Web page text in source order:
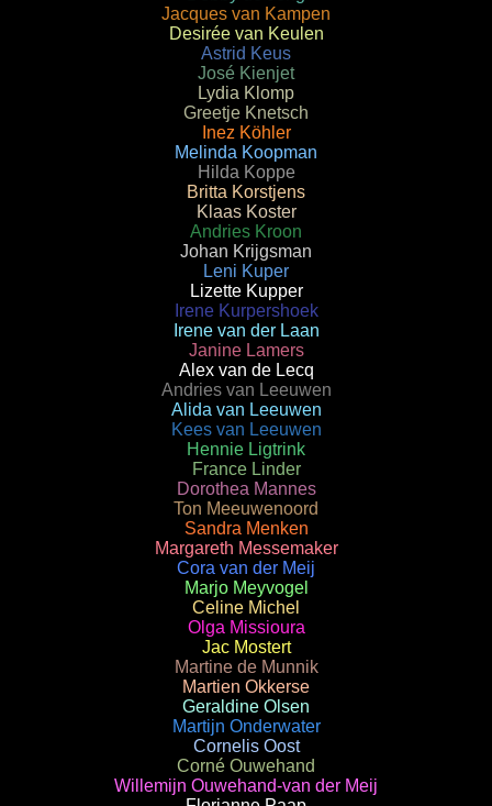
Jacques van Kampen
Desirée van Keulen
Astrid Keus
José Kienjet
Lydia Klomp
Greetje Knetsch
Inez Köhler
Melinda Koopman
Hilda Koppe
Britta Korstjens
Klaas Koster
Andries Kroon
Johan Krijgsman
Leni Kuper
Lizette Kupper
Irene Kurpershoek
Irene van der Laan
Janine Lamers
Alex van de Lecq
Andries van Leeuwen
Alida van Leeuwen
Kees van Leeuwen
Hennie Ligtrink
France Linder
Dorothea Mannes
Ton Meeuwenoord
Sandra Menken
Margareth Messemaker
Cora van der Meij
Marjo Meyvogel
Celine Michel
Olga Missioura
Jac Mostert
Martine de Munnik
Martien Okkerse
Geraldine Olsen
Martijn Onderwater
Cornelis Oost
Corné Ouwehand
Willemijn Ouwehand-van der Meij